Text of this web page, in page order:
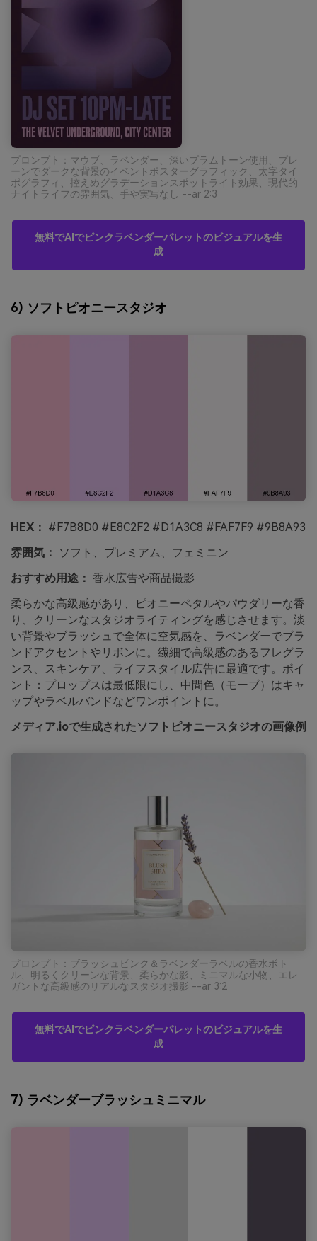
プロンプト：マウブ、ラベンダー、深いプラムトーン使用、プレ
ーンでダークな背景のイベントポスターグラフィック、太字タイ
ポグラフィ、控えめグラデーションスポットライト効果、現代的
ナイトライフの雰囲気、手や実写なし --ar 2:3
無料でAIでピンクラベンダーパレットのビジュアルを生
成
6) ソフトピオニースタジオ
HEX： #F7B8D0 #E8C2F2 #D1A3C8 #FAF7F9 #9B8A93
雰囲気：
ソフト、プレミアム、フェミニン
おすすめ用途： 香水広告や商品撮影
柔らかな高級感があり、ピオニーペタルやパウダリーな香
り、クリーンなスタジオライティングを感じさせます。淡
い背景やブラッシュで全体に空気感を、ラベンダーでブラ
ンドアクセントやリボンに。繊細で高級感のあるフレグラ
ンス、スキンケア、ライフスタイル広告に最適です。ポイ
ント：プロップスは最低限にし、中間色（モーブ）はキャ
ップやラベルバンドなどワンポイントに。
メディア.ioで生成されたソフトピオニースタジオの画像例
プロンプト：ブラッシュピンク＆ラベンダーラベルの香水ボト
ル、明るくクリーンな背景、柔らかな影、ミニマルな小物、エレ
ガントな高級感のリアルなスタジオ撮影 --ar 3:2
無料でAIでピンクラベンダーパレットのビジュアルを生
成
7) ラベンダーブラッシュミニマル